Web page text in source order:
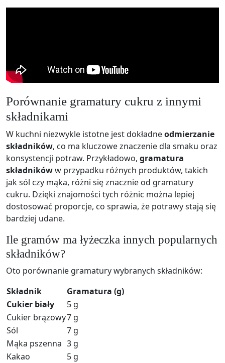
Porównanie gramatury cukru z innymi
składnikami
W kuchni niezwykle istotne jest dokładneodmierzanie
składników, co ma kluczowe znaczenie dla smaku oraz
konsystencji potraw. Przykładowo, gramatura
składnikóww przypadku różnych produktów, takich
jak sól czy mąka, różni się znacznie od gramatury
cukru. Dzięki znajomości tych różnic można lepiej
dostosować proporcje, co sprawia, że potrawy stają się
bardziej udane.
Ile gramów ma łyżeczka innych popularnych
składników?
Oto porównanie gramatury wybranych składników:
Składnik
Gramatura (g)
Cukier biały
5 g
Cukier brązowy7 g
Sól
7 g
Mąka pszenna 3 g
Kakao
5 g